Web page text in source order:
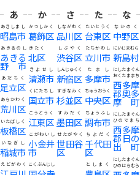
あ
昭島市
あきしまし
あきる
野市
あきるのし
足立区
あだちく
荒川区
あらかわく
板橋区
いたばしく
稲城市
いなぎし
えどがわく
か
葛飾区
かつしかく
北区
きたく
清瀬市
きよせし
国立市
くにたちし
江東区
こうとうく
小金井
市
こがねいし
こくぶんじし
さ
品川区
しながわく
渋谷区
しぶやく
新宿区
しんじゅくく
杉並区
すぎなみく
墨田区
すみだく
世田谷
区
せたがやく
た
台東区
たいとうく
立川市
たちかわし
多摩市
たまし
中央区
ちゅうおうく
調布市
ちょうふし
千代田
区
ちよだく
としまく
な
中野区
なかのく
新島村
にいじまむら
西多摩
郡奥多
摩町
にしたまぐん
おくたままち
西多摩
郡日の
出町
にしたまぐん
ひのでまち
にしたまぐん
ひのはらむら